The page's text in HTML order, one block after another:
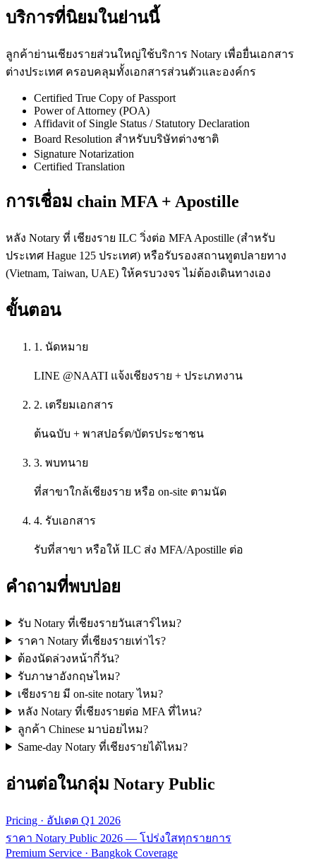
บริการที่นิยมในย่านนี้
ลูกค้าย่านเชียงรายส่วนใหญ่ใช้บริการ Notary เพื่อยื่นเอกสาร
ต่างประเทศ ครอบคลุมทั้งเอกสารส่วนตัวและองค์กร
Certified True Copy of Passport
Power of Attorney (POA)
Affidavit of Single Status / Statutory Declaration
Board Resolution สำหรับบริษัทต่างชาติ
Signature Notarization
Certified Translation
การเชื่อม chain MFA + Apostille
หลัง Notary ที่ เชียงราย ILC วิ่งต่อ MFA Apostille (สำหรับ
ประเทศ Hague 125 ประเทศ) หรือรับรองสถานทูตปลายทาง
(Vietnam, Taiwan, UAE) ให้ครบวงจร ไม่ต้องเดินทางเอง
ขั้นตอน
1. นัดหมาย
LINE @NAATI แจ้งเชียงราย + ประเภทงาน
2. เตรียมเอกสาร
ต้นฉบับ + พาสปอร์ต/บัตรประชาชน
3. พบทนาย
ที่สาขาใกล้เชียงราย หรือ on-site ตามนัด
4. รับเอกสาร
รับที่สาขา หรือให้ ILC ส่ง MFA/Apostille ต่อ
คำถามที่พบบ่อย
รับ Notary ที่เชียงรายวันเสาร์ไหม?
ราคา Notary ที่เชียงรายเท่าไร?
ต้องนัดล่วงหน้ากี่วัน?
รับภาษาอังกฤษไหม?
เชียงราย มี on-site notary ไหม?
หลัง Notary ที่เชียงรายต่อ MFA ที่ไหน?
ลูกค้า Chinese มาบ่อยไหม?
Same-day Notary ที่เชียงรายได้ไหม?
อ่านต่อในกลุ่ม Notary Public
Pricing · อัปเดต Q1 2026
ราคา Notary Public 2026 — โปร่งใสทุกรายการ
Premium Service · Bangkok Coverage